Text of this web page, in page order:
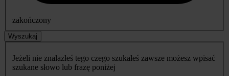
zakończony
Wyszukaj
Jeżeli nie znalazłeś tego czego szukałeś zawsze możesz wpisać
szukane słowo lub frazę poniżej